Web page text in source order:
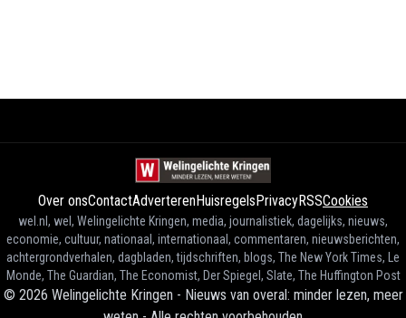
Over onsContactAdverterenHuisregelsPrivacyRSSCookies
wel.nl, wel, Welingelichte Kringen, media, journalistiek, dagelijks, nieuws,
economie, cultuur, nationaal, internationaal, commentaren, nieuwsberichten,
achtergrondverhalen, dagbladen, tijdschriften, blogs, The New York Times, Le
Monde, The Guardian, The Economist, Der Spiegel, Slate, The Huffington Post
© 2026 Welingelichte Kringen - Nieuws van overal: minder lezen, meer